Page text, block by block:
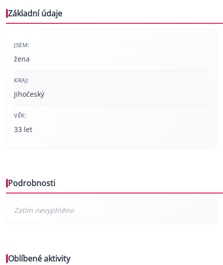
Základní údaje
JSEM:
žena
KRAJ:
Jihočeský
VĚK:
33 let
Podrobnosti
Oblíbené aktivity